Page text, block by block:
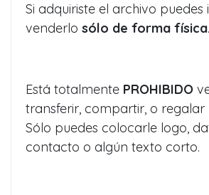
Si adquiriste el archivo
venderlo sólo de forma física.
Está totalmente PROHIBIDO
transferir, compartir, o regalar
Sólo puedes colocarle logo,
contacto o algún texto corto.